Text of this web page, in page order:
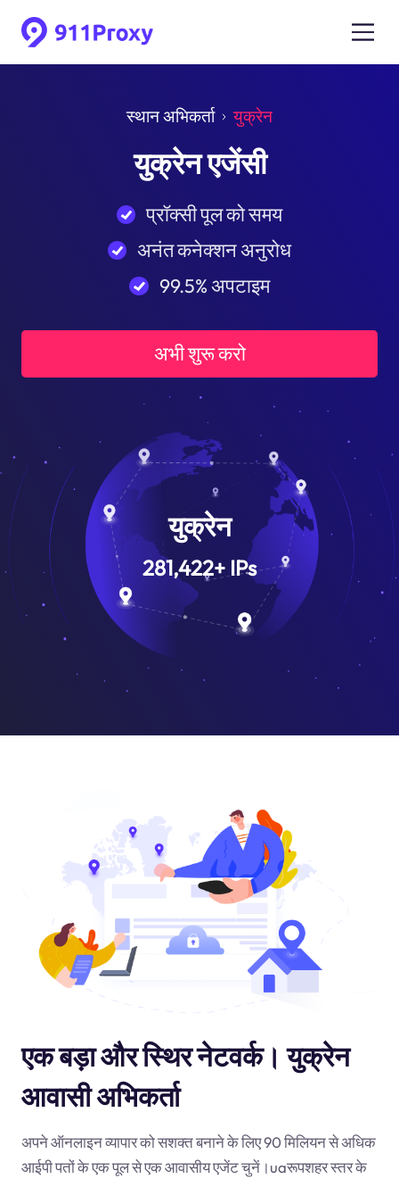
स्थान अभिकर्ता युक्रेन
युक्रेन एजेंसी
प्रॉक्सी पूल को समय
अनंत कनेक्शन अनुरोध
99.5% अपटाइम
अभी शुरू करो
युक्रेन
281,422+ IPs
एक बड़ा और स्थिर नेटवर्क। युक्रेन
आवासी अभिकर्ता
अपने ऑनलाइन व्यापार को सशक्त बनाने के लिए 90 मिलियन से अधिक
आईपी पतों के एक पूल से एक आवासीय एजेंट चुनें।uaरूपशहर स्तर के